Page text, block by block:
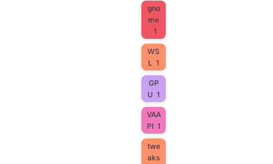
gno
me
1
WS
L 1
GP
U 1
VAA
PI 1
twe
aks